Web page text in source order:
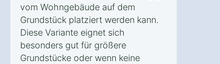
vom Wohngebäude auf dem
Grundstück platziert werden kann.
Diese Variante eignet sich
besonders gut für größere
Grundstücke oder wenn keine